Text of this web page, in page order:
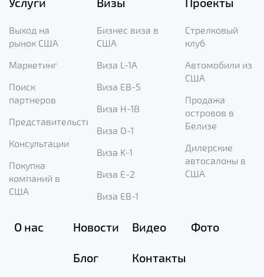
Выход на
рынок США
Маркетинг
Поиск
партнеров
Представительство
Консультации
Покупка
компаний в
США
Бизнес виза в
США
Виза L-1A
Виза EB-5
Виза H-1B
Виза O-1
Виза K-1
Виза E-2
Виза EB-1
Стрелковый
клуб
Автомобили из
США
Продажа
островов в
Белизе
Дилерские
автосалоны в
США
О нас Новости Видео Фото
Блог Контакты